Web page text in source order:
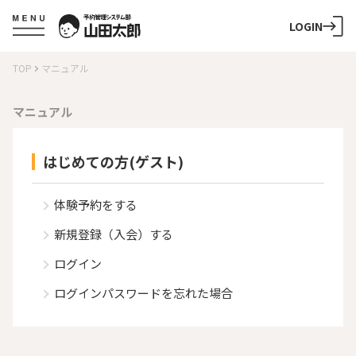
LOGIN
TOP マニュアル
マニュアル
はじめての方(ゲスト)
体験予約をする
新規登録（入会）する
ログイン
ログインパスワードを忘れた場合